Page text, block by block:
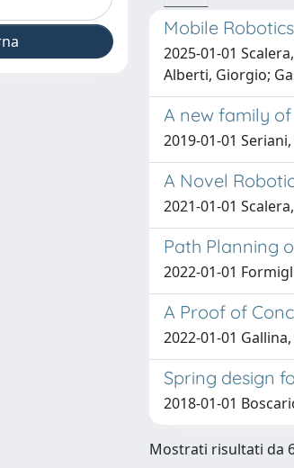
Mobile
2025-01-01
Alberti, Giorgio;
A new family
2019-01-01
A Novel
2021-01-01
Path Planning
2022-01-01
A Proof of
2022-01-01
Spring design
2018-01-01
Mostrati risultati da